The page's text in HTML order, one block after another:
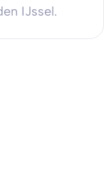
IJssel.